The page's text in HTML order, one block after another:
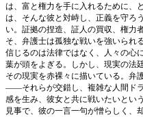
は、富と権力を手に入れるために、
は、そんな彼と対峙し、正義を守ろ
い。証拠の捏造、証人の買収、権
そ、弁護士は孤独な戦いを強いられ
信じるのは法律ではなく、人々の心
葉が頭をよぎる。しかし、現実の法
その現実を赤裸々に描いている。弁
――それらが交錯し、複雑な人間ド
感を生み、彼女と共に戦いたいとい
見事で、彼の一言一句が憎らしく、